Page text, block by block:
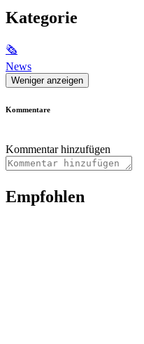
Kategorie
🗞
News
Weniger anzeigen
Kommentare
Kommentar hinzufügen
Empfohlen